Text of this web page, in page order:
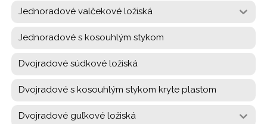
Jednoradové valčekové ložiská
Jednoradové s kosouhlým stykom
Dvojradové súdkové ložiská
Dvojradové s kosouhlým stykom kryte plastom
Dvojradové guľkové ložiská